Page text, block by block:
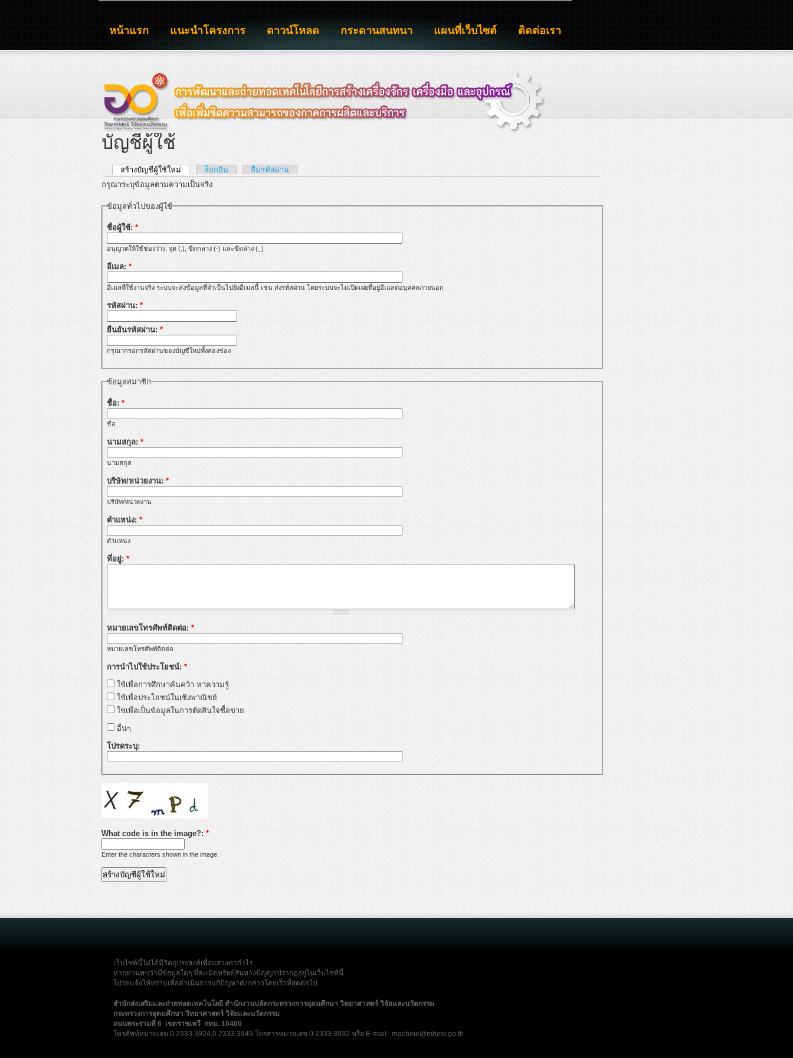
หน้าแรก แนะนำโครงการ ดาวน์โหลด กระดานสนทนา แผนที่เว็บไซต์ ติดต่อเรา
บัญชีผู้ใช้
สร้างบัญชีผู้ใช้ใหม่ ล็อกอิน
ลืมรหัสผ่าน
กรุณาระบุข้อมูลตามความเป็นจริง
ข้อมูลทั่วไปของผู้ใช้
ชื่อผู้ใช้: *
อนุญาตให้ใช้ช่องว่าง, จุด (.), ขีดกลาง (-) และขีดล่าง (_)
อีเมล: *
อีเมลที่ใช้งานจริง ระบบจะส่งข้อมูลที่จำเป็นไปยังอีเมลนี้ เช่น ส่งรหัสผ่าน โดยระบบจะไม่เปิดเผยที่อยู่อีเมลต่อบุคคลภายนอก
รหัสผ่าน: *
ยืนยันรหัสผ่าน: *
กรุณากรอกรหัสผ่านของบัญชีใหม่ทั้งสองช่อง
ข้อมูลสมาชิก
ชื่อ: *
ชื่อ
นามสกุล: *
นามสกุล
บริษัท/หน่วยงาน: *
บริษัท/หน่วยงาน
ตำแหน่ง: *
ตำแหน่ง
ที่อยู่: *
หมายเลขโทรศัพท์ติดต่อ: *
หมายเลขโทรศัพท์ติดต่อ
การนำไปใช้ประโยชน์: *
ใช้เพื่อการศึกษาค้นคว้า หาความรู้
ใช้เพื่อประโยชน์ในเชิงพาณิชย์
ใชเพื่อเป็นข้อมูลในการตัดสินใจซื้อขาย
อื่นๆ
โปรดระบุ:
What code is in the image?: *
Enter the characters shown in the image.
เว็บไซต์นี้ไม่ได้มีวัตถุประสงค์เพื่อแสวงหากำไร
หากท่านพบว่ามีข้อมูลใดๆ ที่ละเมิดทรัพย์สินทางปัญญาปรากฏอยู่ในเว็บไซต์นี้
โปรดแจ้งให้ทราบเพื่อดำเนินการแก้ปัญหาดังกล่าวโดยเร็วที่สุดต่อไป
สำนักส่งเสริมและถ่ายทอดเทคโนโลยี สำนักงานปลัดกระทรวงการอุดมศึกษา วิทยาศาสตร์ วิจัยและนวัตกรรม
กระทรวงการอุดมศึกษา วิทยาศาสตร์ วิจัยและนวัตกรรม
ถนนพระรามที่ 6 เขตราชเทวี กทม. 10400
โทรศัพท์หมายเลข 0 2333 3924,0 2333 3949 โทรสารหมายเลข 0 2333 3932 หรือ E-mail : machine@mhesi.go.th